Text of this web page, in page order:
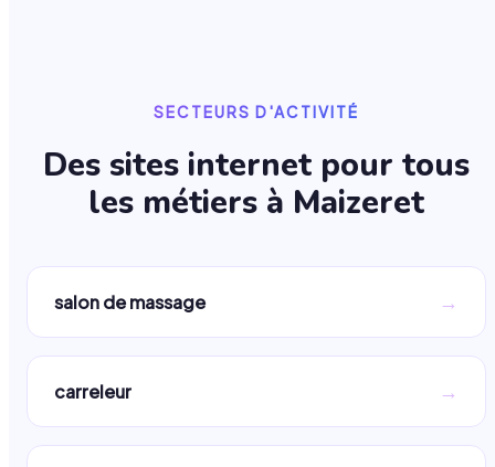
SECTEURS D'ACTIVITÉ
Des sites internet pour tous
les métiers à Maizeret
salon de massage →
carreleur →